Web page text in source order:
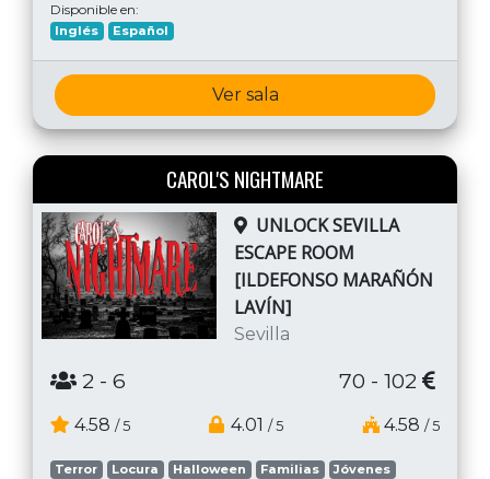
Disponible en:
Inglés Español
Ver sala
CAROL'S NIGHTMARE
UNLOCK SEVILLA
ESCAPE ROOM
[ILDEFONSO MARAÑÓN
LAVÍN]
Sevilla
2 - 6 70 - 102
4.58 / 5 4.01 / 5 4.58 / 5
Terror Locura Halloween Familias Jóvenes